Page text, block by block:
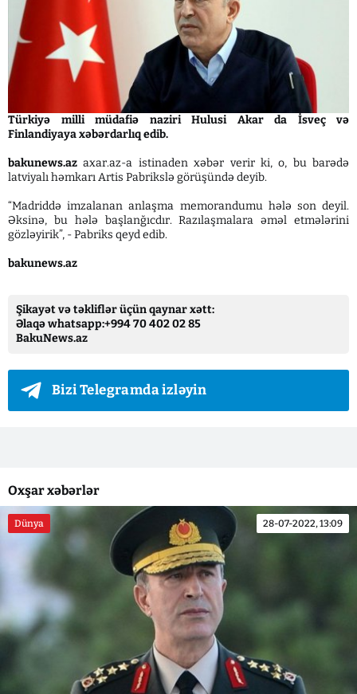
Türkiyə milli müdafiə naziri Hulusi Akar da İsveç və
Finlandiyaya xəbərdarlıq edib.
bakunews.az axar.az-a istinaden xəbər verir ki, o, bu barədə
latviyalı həmkarı Artis Pabrikslə görüşündə deyib.
“Madriddə imzalanan anlaşma memorandumu hələ son deyil.
Əksinə, bu hələ başlanğıcdır. Razılaşmalara əməl etmələrini
gözləyirik”, - Pabriks qeyd edib.
bakunews.az
Şikayət və təkliflər üçün qaynar xətt:
Əlaqə whatsapp:+994 70 402 02 85
BakuNews.az
Bizi Telegramda izləyin
Oxşar xəbərlər
Dünya 28-07-2022, 13:09